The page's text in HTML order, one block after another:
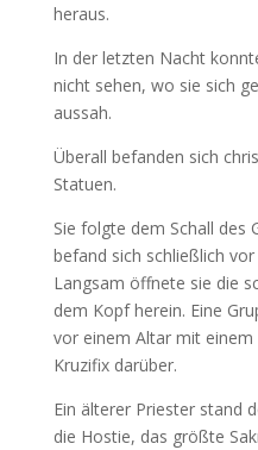
heraus.
In der letzten Nacht
nicht sehen, wo sie sich
aussah.
Überall befanden sich
Statuen.
Sie folgte dem Schall des
befand sich schließlich
Langsam öffnete sie die
dem Kopf herein. Eine
vor einem Altar mit
Kruzifix darüber.
Ein älterer Priester stand
die Hostie, das größte